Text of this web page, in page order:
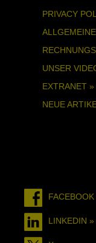
PRIVACY
UNSER
EXTRANET »
NEUE
FACEBOOK
LINKEDIN »